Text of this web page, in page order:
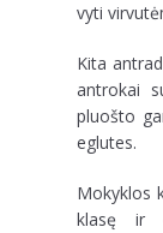
vyti
Kita
antrokai
pluošto
eglutes.
Mokyklos
klasę ir